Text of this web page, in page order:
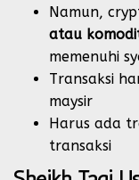
Namun,
atau
memenuhi
Transaksi
maysir
Harus ada
transaksi